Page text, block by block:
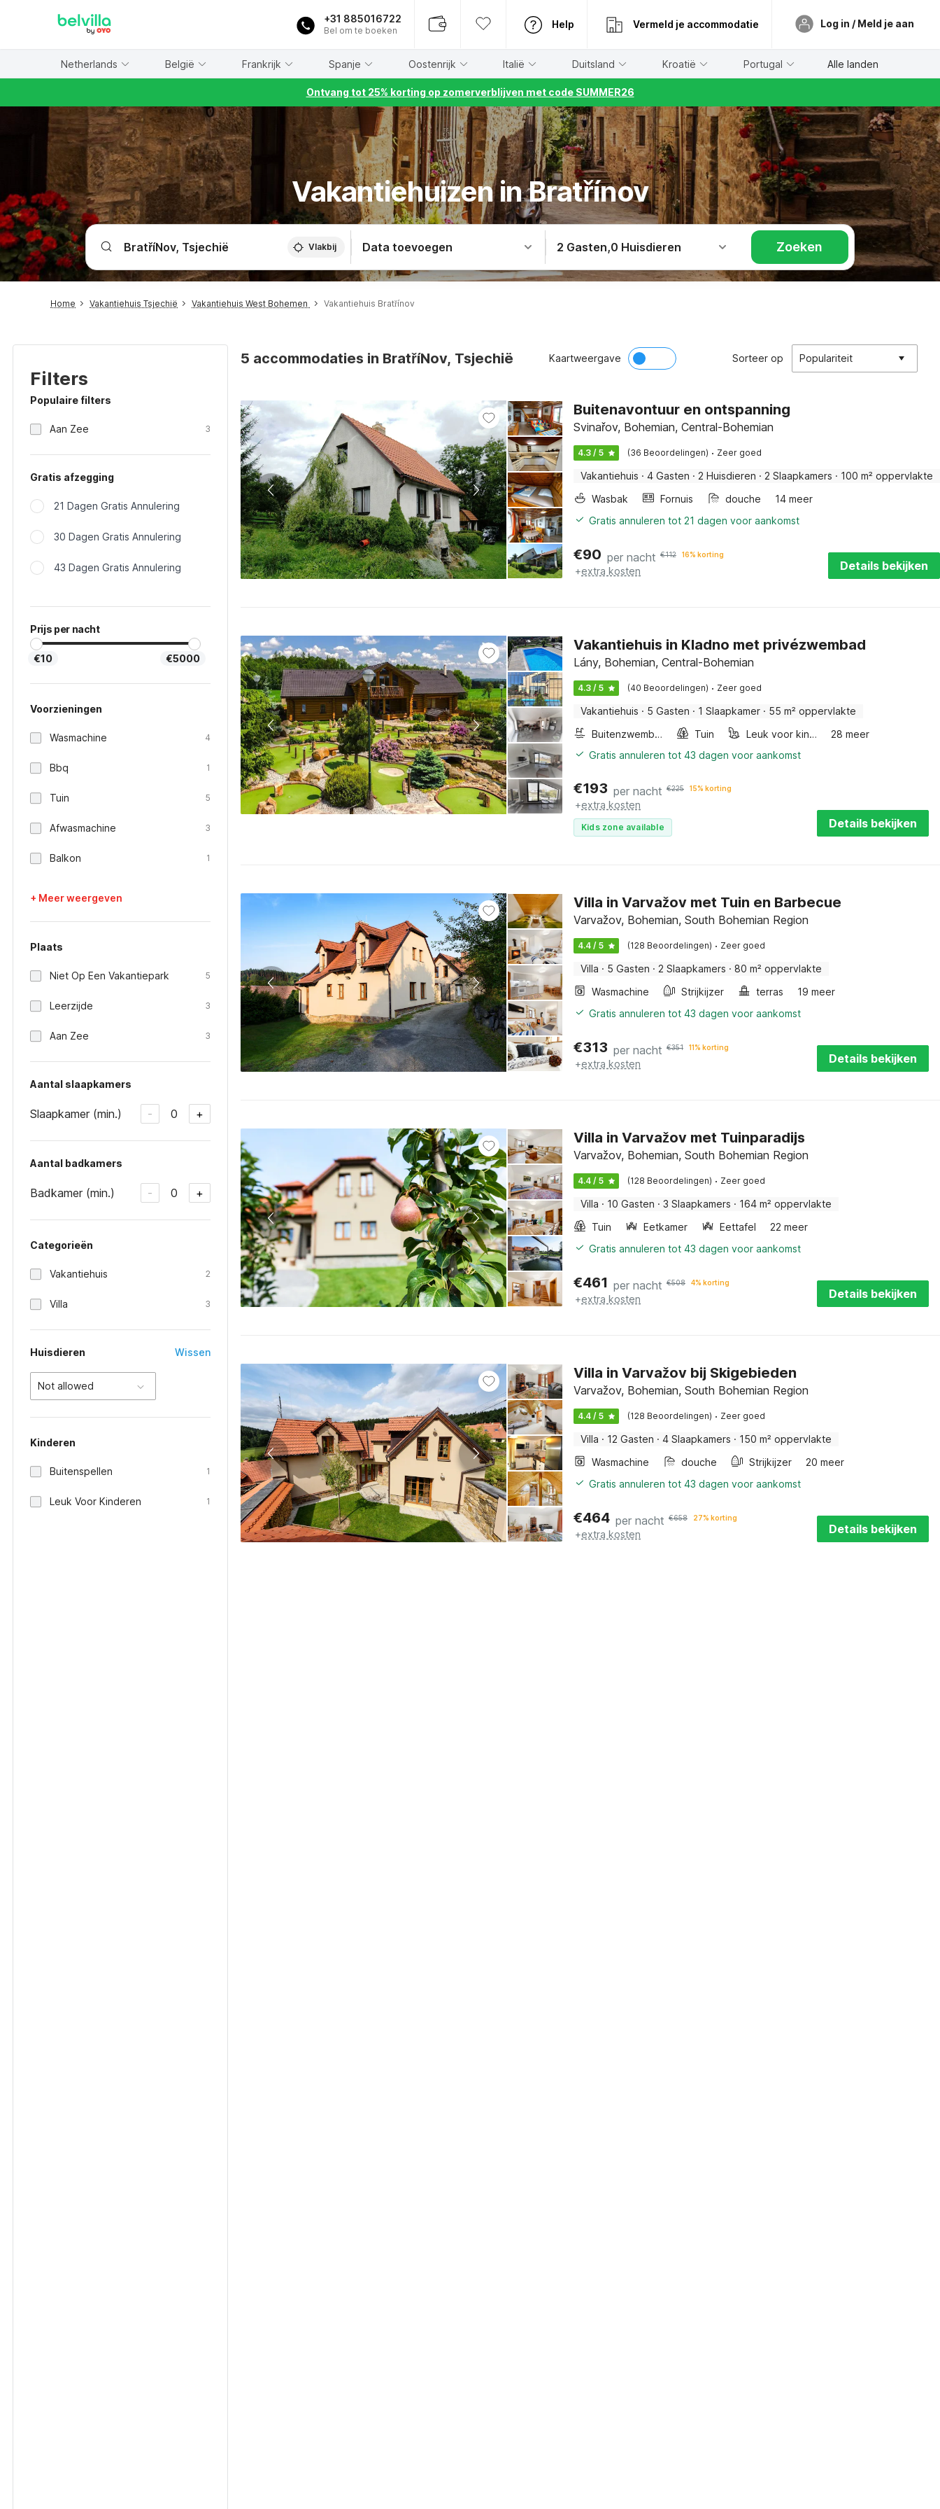
+31 885016722
Bel om te boeken
Help Vermeld je accommodatie Log in / Meld je aan
Netherlands België Frankrijk Spanje Oostenrijk Italië Duitsland Kroatië Portugal Alle landen
Ontvang tot 25% korting op zomerverblijven met code SUMMER26
Vakantiehuizen in Bratřínov
Vlakbij Data toevoegen 2 Gasten,0 Huisdieren Zoeken
Home Vakantiehuis Tsjechië Vakantiehuis West Bohemen Vakantiehuis Bratřínov
Filters
Populaire filters
Aan Zee 3
Gratis afzegging
21 Dagen Gratis Annulering
30 Dagen Gratis Annulering
43 Dagen Gratis Annulering
Prijs per nacht
€10 €5000
Voorzieningen
Wasmachine 4
Bbq 1
Tuin 5
Afwasmachine 3
Balkon 1
+ Meer weergeven
Plaats
Niet Op Een Vakantiepark 5
Leerzijde 3
Aan Zee 3
Aantal slaapkamers
Slaapkamer (min.) - 0 +
Aantal badkamers
Badkamer (min.) - 0 +
Categorieën
Vakantiehuis 2
Villa 3
Huisdieren Wissen
Not allowed
Kinderen
Buitenspellen 1
Leuk Voor Kinderen 1
5 accommodaties in BratříNov, Tsjechië Kaartweergave Sorteer op Populariteit
Buitenavontuur en ontspanning
Svinařov, Bohemian, Central-Bohemian
4.3 / 5 (36 Beoordelingen) · Zeer goed
Vakantiehuis · 4 Gasten · 2 Huisdieren · 2 Slaapkamers · 100 m² oppervlakte
Wasbak
Fornuis douche
14 meer
Gratis annuleren tot 21 dagen voor aankomst
€90 per nacht €112 16% korting
+extra kosten Details bekijken
Vakantiehuis in Kladno met privézwembad
Lány, Bohemian, Central-Bohemian
4.3 / 5 (40 Beoordelingen) · Zeer goed
Vakantiehuis · 5 Gasten · 1 Slaapkamer · 55 m² oppervlakte
Buitenzwembad
Tuin Leuk voor kinderen
28 meer
Gratis annuleren tot 43 dagen voor aankomst
€193 per nacht €225 15% korting
+extra kosten
Kids zone available Details bekijken
Villa in Varvažov met Tuin en Barbecue
Varvažov, Bohemian, South Bohemian Region
4.4 / 5 (128 Beoordelingen) · Zeer goed
Villa · 5 Gasten · 2 Slaapkamers · 80 m² oppervlakte
Wasmachine
Strijkijzer terras
19 meer
Gratis annuleren tot 43 dagen voor aankomst
€313 per nacht €351 11% korting
+extra kosten Details bekijken
Villa in Varvažov met Tuinparadijs
Varvažov, Bohemian, South Bohemian Region
4.4 / 5 (128 Beoordelingen) · Zeer goed
Villa · 10 Gasten · 3 Slaapkamers · 164 m² oppervlakte
Tuin
Eetkamer Eettafel
22 meer
Gratis annuleren tot 43 dagen voor aankomst
€461 per nacht €508 4% korting
+extra kosten Details bekijken
Villa in Varvažov bij Skigebieden
Varvažov, Bohemian, South Bohemian Region
4.4 / 5 (128 Beoordelingen) · Zeer goed
Villa · 12 Gasten · 4 Slaapkamers · 150 m² oppervlakte
Wasmachine
douche Strijkijzer
20 meer
Gratis annuleren tot 43 dagen voor aankomst
€464 per nacht €658 27% korting
+extra kosten Details bekijken